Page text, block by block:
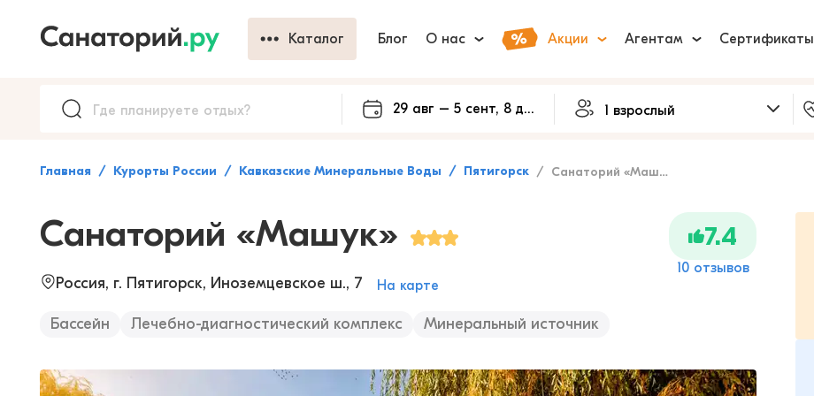
Каталог Блог О нас Акции Агентам Сертификаты
Главная Курорты России Кавказские Минеральные Воды Пятигорск Санаторий «Машук»
Санаторий «Машук»
Россия, г. Пятигорск, Иноземцевское ш., 7 На карте
Бассейн Лечебно-диагностический комплекс Минеральный источник
7.4
10 отзывов